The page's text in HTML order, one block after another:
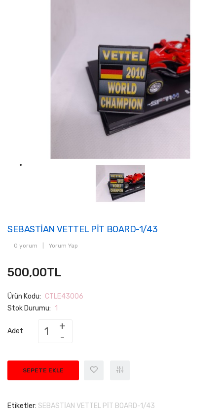
SEBASTİAN VETTEL PİT BOARD-1/43
0 yorum Yorum Yap
500,00TL
Ürün Kodu: CTLE43006
Stok Durumu: 1
Adet
SEPETE EKLE
Etiketler: SEBASTİAN VETTEL PİT BOARD-1/43